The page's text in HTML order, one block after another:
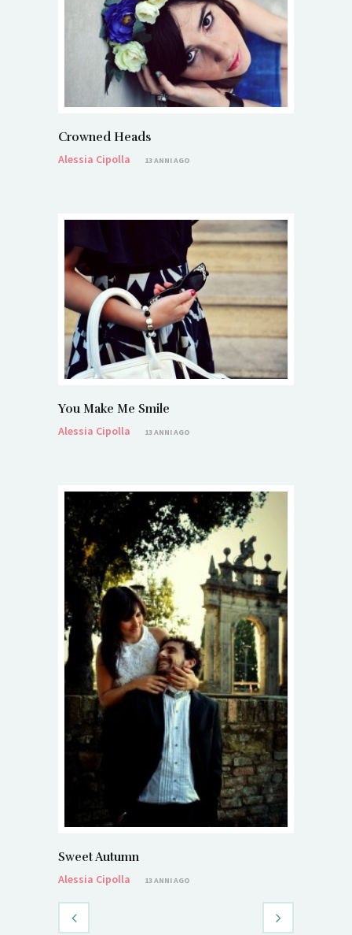
Crowned Heads
Alessia Cipolla
13 ANNI AGO
You Make Me Smile
Alessia Cipolla
13 ANNI AGO
Sweet Autumn
Alessia Cipolla
13 ANNI AGO